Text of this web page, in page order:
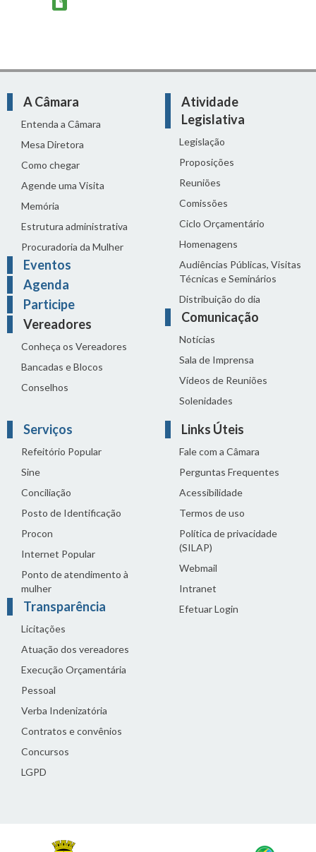
A Câmara
Entenda a Câmara
Mesa Diretora
Como chegar
Agende uma Visita
Memória
Estrutura administrativa
Procuradoria da Mulher
Eventos
Agenda
Participe
Vereadores
Conheça os Vereadores
Bancadas e Blocos
Conselhos
Atividade
Legislativa
Legislação
Proposições
Reuniões
Comissões
Ciclo Orçamentário
Homenagens
Audiências Públicas, Visitas
Técnicas e Seminários
Distribuição do dia
Comunicação
Notícias
Sala de Imprensa
Vídeos de Reuniões
Solenidades
Serviços
Refeitório Popular
Sine
Conciliação
Posto de Identificação
Procon
Internet Popular
Ponto de atendimento à
mulher
Transparência
Licitações
Atuação dos vereadores
Execução Orçamentária
Pessoal
Verba Indenizatória
Contratos e convênios
Concursos
LGPD
Links Úteis
Fale com a Câmara
Perguntas Frequentes
Acessibilidade
Termos de uso
Política de privacidade
(SILAP)
Webmail
Intranet
Efetuar Login